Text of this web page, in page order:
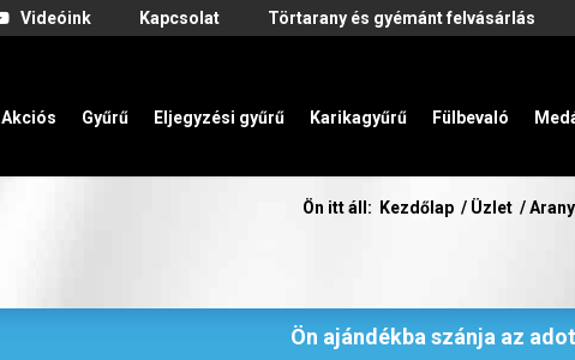
Videóink Kapcsolat Törtarany és gyémánt felvásárlás
Akciós Gyűrű Eljegyzési gyűrű Karikagyűrű Fülbevaló
Ön itt áll: Kezdőlap / Üzlet /
Ön ajándékba szánja az